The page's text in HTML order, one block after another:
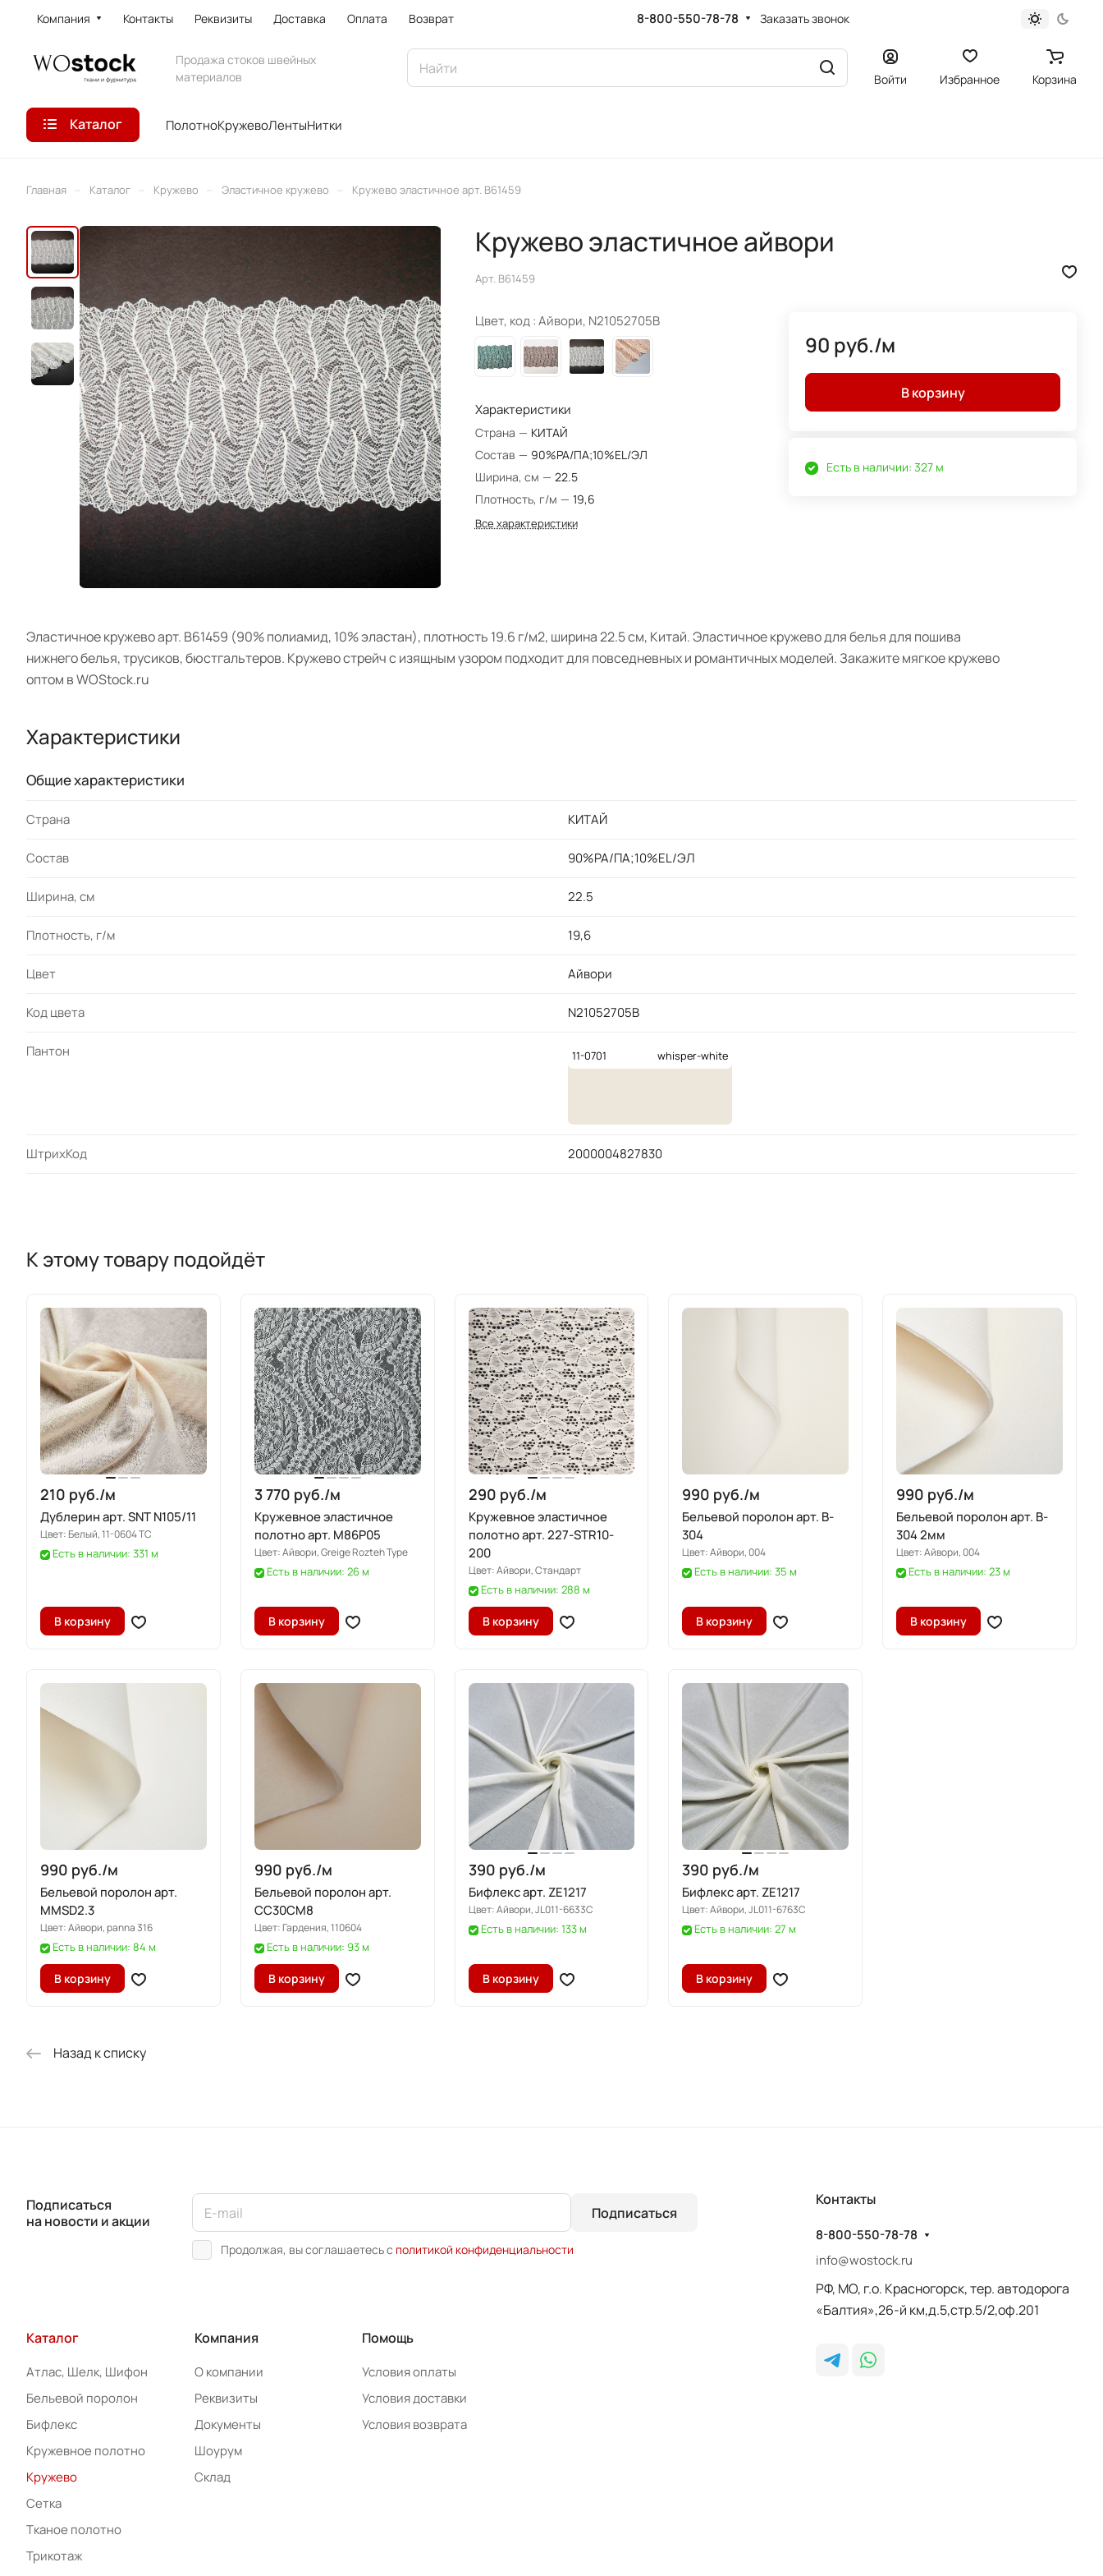
Компания Контакты Реквизиты Доставка Оплата Возврат 8-800-550-78-78 Заказать звонок
Продажа стоков швейных
материалов
Войти Избранное Корзина
Каталог ПолотноКружевоЛентыНитки
Главная Каталог Кружево Эластичное кружево Кружево эластичное арт. B61459
Кружево эластичное айвори
Арт. B61459
Цвет, код :Айвори, N21052705B
Характеристики
Страна — КИТАЙ
Состав — 90%PA/ПА;10%EL/ЭЛ
Ширина, см — 22.5
Плотность, г/м — 19,6
Все характеристики
90 руб./м
В корзину
Есть в наличии: 327 м
Эластичное кружево арт. B61459 (90% полиамид, 10% эластан), плотность 19.6 г/м2, ширина 22.5 см, Китай. Эластичное кружево для белья для пошива
нижнего белья, трусиков, бюстгальтеров. Кружево стрейч с изящным узором подходит для повседневных и романтичных моделей. Закажите мягкое кружево
оптом в WOStock.ru
Характеристики
Общие характеристики
Страна КИТАЙ
Состав 90%PA/ПА;10%EL/ЭЛ
Ширина, см 22.5
Плотность, г/м 19,6
Цвет Айвори
Код цвета N21052705B
Пантон 11-0701 whisper-white
ШтрихКод 2000004827830
К этому товару подойдёт
210 руб./м
Дублерин арт. SNT N105/11
Цвет:Белый, 11-0604 ТС
Есть в наличии: 331 м
В корзину
3 770 руб./м
Кружевное эластичное
полотно арт. M86P05
Цвет:Айвори, Greige Rozteh Type
Есть в наличии: 26 м
В корзину
290 руб./м
Кружевное эластичное
полотно арт. 227-STR10-
200
Цвет:Айвори, Стандарт
Есть в наличии: 288 м
В корзину
990 руб./м
Бельевой поролон арт. B-
304
Цвет:Айвори, 004
Есть в наличии: 35 м
В корзину
990 руб./м
Бельевой поролон арт. B-
304 2мм
Цвет:Айвори, 004
Есть в наличии: 23 м
В корзину
990 руб./м
Бельевой поролон арт.
MMSD2.3
Цвет:Айвори, panna 316
Есть в наличии: 84 м
В корзину
990 руб./м
Бельевой поролон арт.
CC30CM8
Цвет:Гардения, 110604
Есть в наличии: 93 м
В корзину
390 руб./м
Бифлекс арт. ZE1217
Цвет:Айвори, JL011-6633C
Есть в наличии: 133 м
В корзину
390 руб./м
Бифлекс арт. ZE1217
Цвет:Айвори, JL011-6763C
Есть в наличии: 27 м
В корзину
Назад к списку
Подписаться
на новости и акции
Подписаться
Продолжая, вы соглашаетесь с политикой конфиденциальности
Каталог
Атлас, Шелк, Шифон
Бельевой поролон
Бифлекс
Кружевное полотно
Кружево
Сетка
Тканое полотно
Трикотаж
Компания
О компании
Реквизиты
Документы
Шоурум
Склад
Помощь
Условия оплаты
Условия доставки
Условия возврата
Контакты
8-800-550-78-78
info@wostock.ru
РФ, МО, г.о. Красногорск, тер. автодорога
«Балтия»,26-й км,д.5,стр.5/2,оф.201